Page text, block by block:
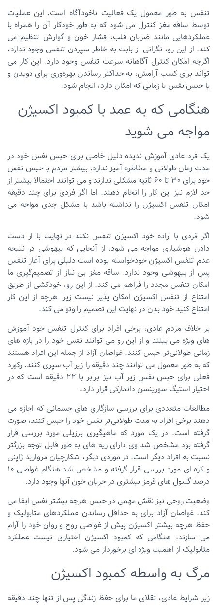
تنفس به طور معمول یک فعالیت ناخودآگاه است. این عملیات
توسط ساقه مغز کنترل می شود که به طور خودکار آن را همراه با
عملکردهایی مانند ضربان قلب، فشار خون و گوارش تنظیم می
کند. از این رو، نگرانی از بابت به خاطر سپردن تنفس وجود ندارد،
اگرچه امکان کنترل آگاهانه سرعت تنفس وجود دارد. این کار می
تواند برای کسب آرامش، به حداکثر رساندن بهره‌وری برای دویدن و
یا حبس نفس تا زمانی که امکان دارد، انجام شود.
هنگامی که به عمد با کمبود اکسیژن
مواجه می شوید
یک فرد عادی آموزش ندیده دلیل خاصی برای حبس نفس خود در
مدت زمان طولانی و مخاطره آمیز ندارد. بیشتر مردم با حبس نفس
خود برای 30 تا 60 ثانیه مشکلی ندارند و می توانند احتمالا بیشتر از
حد لازم نیز این کار را انجام دهند. اما اگر فردی برای چند دقیقه
امکان تنفس اکسیژن را نداشته باشد با مشکل جدی مواجه می
شود.
اگر فردی با اراده خود اکسیژن تنفس نکند در نهایت با از دست
دادن هوشیاری مواجه می شود. از آنجایی که بیهوشی در نتیجه
عدم تنفس اکسیژن خودخواسته بوده است دلیلی برای آغاز تنفس
پس از بیهوشی وجود ندارد. ساقه مغز بی نیاز از تصمیم‌گیری ما
امکان تنفس مجدد را فراهم می کند. از این رو، خودکشی از طریق
امتناع از تنفس اکسیژن امکان پذیر نیست زیرا هرچه از این کار
امتناع کنید خود بدن در نهایت این تصمیم را وتو می کند.
بر خلاف مردم عادی، برخی افراد برای کنترل تنفس خود آموزش
های ویژه می بینند و از این رو می توانند نفس خود را در بازه های
زمانی طولانی‌تر حبس کنند. غواصان آزاد از جمله این افراد هستند
که به طور معمول می توانند چند دقیقه را زیر آب سپری کنند. رکورد
فعلی برای حبس نفس زیر آب نیز برابر با 22 دقیقه است که در
اختیار استیگ سورینسن دانمارکی قرار دارد.
مطالعات متعددی برای بررسی سازگاری های جسمانی که اجازه می
دهند برخی افراد به مدت طولانی‌تر نفس خود را حبس کنند، صورت
گرفته است. در یک مورد که ماهیگیری برزیلی مورد بررسی قرار
گرفته بود مشخص شد وی دارای ریه های به طور قابل توجه بزرگتر
نسبت به افراد دیگر است. در موردی دیگر، شکارچیان مروارید ژاپنی
و کره ای مورد بررسی قرار گرفته و مشخص شد هنگام غواصی 10
درصد گلبول های قرمز بیشتری در جریان خون آنها وجود دارد.
وضعیت روحی نیز نقش مهمی در حبس هرچه بیشتر نفس ایفا می
کند. غواصان آزاد برای به حداقل رساندن عملکردهای متابولیک و
حفظ هرچه بیشتر اکسیژن پیش از غواصی روح و روان خود را آرام
می سازند. هنگامی که کمبود اکسیژن اختیاری نیست عملکرد
متابولیک از اهمیت ویژه ای برخوردار می شود.
مرگ به واسطه کمبود اکسیژن
زیر شرایط عادی، تقلای ما برای حفظ زندگی پس از تنها چند دقیقه